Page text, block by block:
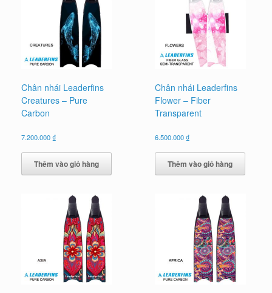
Chân nhái Leaderfins
Creatures – Pure
Carbon
7.200.000₫
Thêm vào giỏ hàng
Chân nhái Leaderfins
Flower – Fiber
Transparent
6.500.000₫
Thêm vào giỏ hàng